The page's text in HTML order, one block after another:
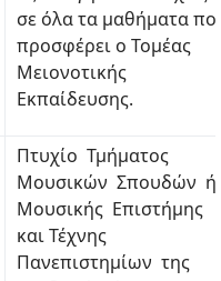
σε όλα τα μαθήματα
προσφέρει ο Τομέας
Μειονοτικής
Εκπαίδευσης.
Πτυχίο Τμήματος
Μουσικών Σπουδών ή
Μουσικής Επιστήμης
και Τέχνης
Πανεπιστημίων της